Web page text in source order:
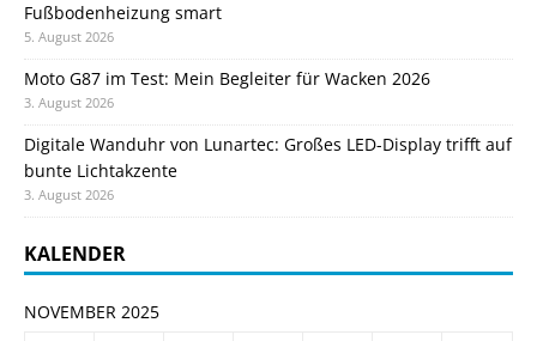
Fußbodenheizung smart
5. August 2026
Moto G87 im Test: Mein Begleiter für Wacken 2026
3. August 2026
Digitale Wanduhr von Lunartec: Großes LED-Display trifft auf
bunte Lichtakzente
3. August 2026
KALENDER
NOVEMBER 2025